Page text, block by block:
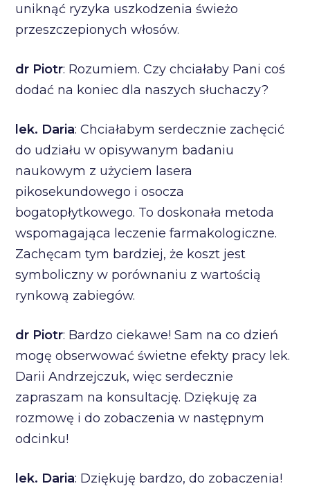
uniknąć ryzyka uszkodzenia świeżo
przeszczepionych włosów.
dr Piotr: Rozumiem. Czy chciałaby Pani coś
dodać na koniec dla naszych słuchaczy?
lek. Daria: Chciałabym serdecznie zachęcić
do udziału w opisywanym badaniu
naukowym z użyciem lasera
pikosekundowego i osocza
bogatopłytkowego. To doskonała metoda
wspomagająca leczenie farmakologiczne.
Zachęcam tym bardziej, że koszt jest
symboliczny w porównaniu z wartością
rynkową zabiegów.
dr Piotr: Bardzo ciekawe! Sam na co dzień
mogę obserwować świetne efekty pracy lek.
Darii Andrzejczuk, więc serdecznie
zapraszam na konsultację. Dziękuję za
rozmowę i do zobaczenia w następnym
odcinku!
lek. Daria: Dziękuję bardzo, do zobaczenia!